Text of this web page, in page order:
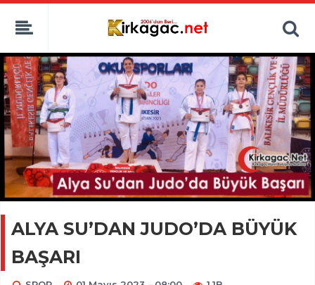
ALYA SU’DAN JUDO’DA BÜYÜK
BAŞARI